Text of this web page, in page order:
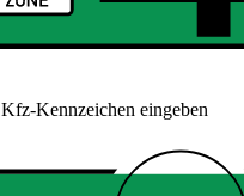
Kfz-Kennzeichen eingeben